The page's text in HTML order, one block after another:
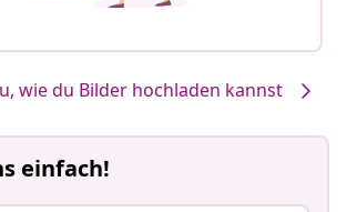
wie du Bilder hochladen kannst
einfach!